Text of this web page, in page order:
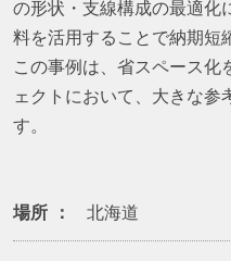
の形状・支線構成の最適化
料を活用することで納期短
この事例は、省スペース化
ェクトにおいて、大きな参
す。
場所 北海道